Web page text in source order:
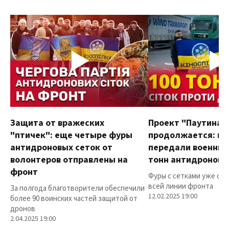
Защита от вражеских
"птичек": еще четыре фуры
антидроновых сеток от
волонтеров отправлены на
фронт
За полгода благотворители обеспечили
более 90 воинских частей защитой от
дронов
2.04.2025 19:00
Проект "Паутина"
продолжается:
передали
тонн
Фуры с сетками уже
всей линии фронта
12.02.2025 19:00